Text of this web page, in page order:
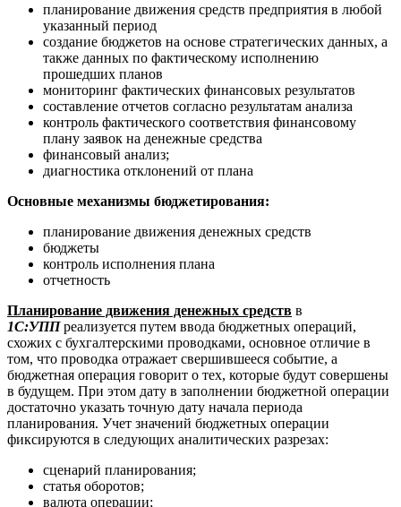
планирование движения средств предприятия в любой
указанный период
создание бюджетов на основе стратегических данных, а
также данных по фактическому исполнению
прошедших планов
мониторинг фактических финансовых результатов
составление отчетов согласно результатам анализа
контроль фактического соответствия финансовому
плану заявок на денежные средства
финансовый анализ;
диагностика отклонений от плана
Основные механизмы бюджетирования:
планирование движения денежных средств
бюджеты
контроль исполнения плана
отчетность
Планирование движения денежных средств в
1С:УППреализуется путем ввода бюджетных операций,
схожих с бухгалтерскими проводками, основное отличие в
том, что проводка отражает свершившееся событие, а
бюджетная операция говорит о тех, которые будут совершены
в будущем. При этом дату в заполнении бюджетной операции
достаточно указать точную дату начала периода
планирования. Учет значений бюджетных операции
фиксируются в следующих аналитических разрезах:
сценарий планирования;
статья оборотов;
валюта операции;